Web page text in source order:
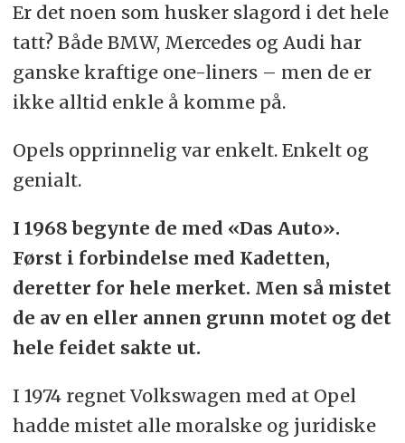
Er det noen som husker slagord i det hele
tatt? Både BMW, Mercedes og Audi har
ganske kraftige one-liners – men de er
ikke alltid enkle å komme på.
Opels opprinnelig var enkelt. Enkelt og
genialt.
I 1968 begynte de med «Das Auto».
Først i forbindelse med Kadetten,
deretter for hele merket. Men så mistet
de av en eller annen grunn motet og det
hele feidet sakte ut.
I 1974 regnet Volkswagen med at Opel
hadde mistet alle moralske og juridiske